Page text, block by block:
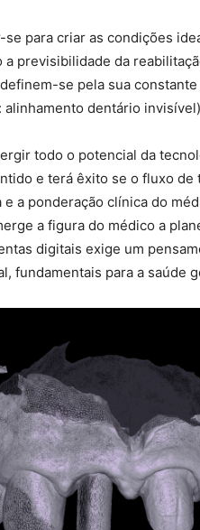
para criar as condições
previsibilidade da
se pela sua
dentário
todo o potencial da
e terá êxito se o fluxo
a ponderação clínica do
a figura do médico a
digitais exige um
fundamentais para a saúde